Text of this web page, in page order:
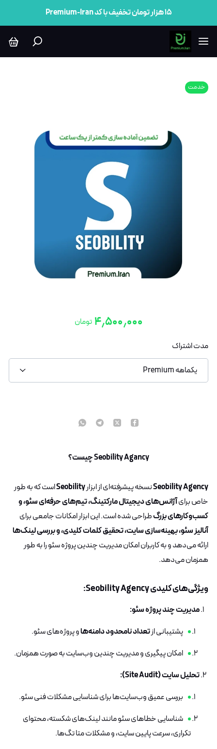
۱۵ هزار تومان تخفیف با کد Premium-Iran
خدمت
۴٫۵۰۰٫۰۰۰ تومان
مدت اشتراک
یکماهه Premium
Seobility Agancy چیست؟
Seobility Agencyنسخه پیشرفته‌ای از ابزارSeobilityاست که به طور
خاص برایآژانس‌های دیجیتال مارکتینگ، تیم‌های حرفه‌ای سئو، و
کسب‌وکارهای بزرگطراحی شده است. این ابزار امکانات جامعی برای
آنالیز سئو، بهینه‌سازی سایت، تحقیق کلمات کلیدی، و بررسی لینک‌ها
ارائه می‌دهد و به کاربران امکان مدیریت چندین پروژه سئو را به طور
همزمان می‌دهد.
ویژگی‌های کلیدی Seobility Agency:
مدیریت چند پروژه سئو:
پشتیبانی ازتعداد نامحدود دامنه‌هاو پروژه‌های سئو.
امکان پیگیری و مدیریت چندین وب‌سایت به صورت همزمان.
تحلیل سایت (Site Audit):
بررسی عمیق وب‌سایت‌ها برای شناسایی مشکلات فنی سئو.
شناسایی خطاهای سئو مانند لینک‌های شکسته، محتوای
تکراری، سرعت پایین سایت، و مشکلات متا تگ‌ها.